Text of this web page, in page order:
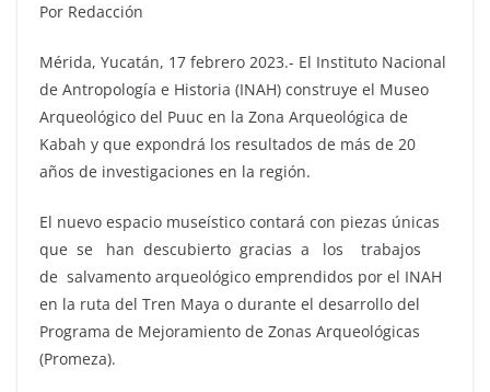
Por Redacción
Mérida, Yucatán, 17 febrero 2023.- El Instituto Nacional
de Antropología e Historia (INAH) construye el Museo
Arqueológico del Puuc en la Zona Arqueológica de
Kabah y que expondrá los resultados de más de 20
años de investigaciones en la región.
El nuevo espacio museístico contará con piezas únicas
que se han descubierto gracias a los trabajos
de salvamento arqueológico emprendidos por el INAH
en la ruta del Tren Maya o durante el desarrollo del
Programa de Mejoramiento de Zonas Arqueológicas
(Promeza).